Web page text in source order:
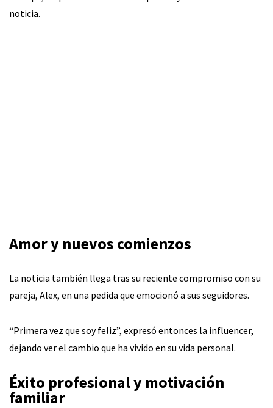
noticia.
Amor y nuevos comienzos
La noticia también llega tras su reciente compromiso con su
pareja, Alex, en una pedida que emocionó a sus seguidores.
“Primera vez que soy feliz”, expresó entonces la influencer,
dejando ver el cambio que ha vivido en su vida personal.
Éxito profesional y motivación
familiar